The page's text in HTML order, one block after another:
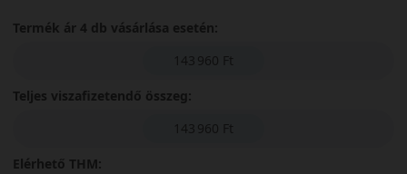
Termék ár 4 db vásárlása esetén:
143 960 Ft
Teljes viszafizetendő összeg:
143 960 Ft
Elérhető THM: